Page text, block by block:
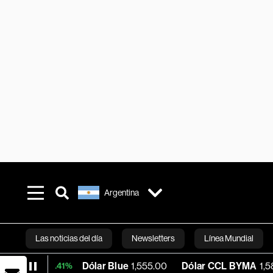
Argentina
Las noticias del día Newsletters Línea Mundial
Bloomberg
Dólar Blue 1,555.00 Dólar CCL BYMA 1,580.59